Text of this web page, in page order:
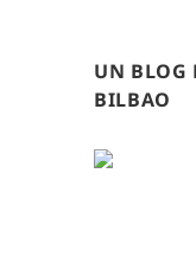
UN BLOG
BILBAO